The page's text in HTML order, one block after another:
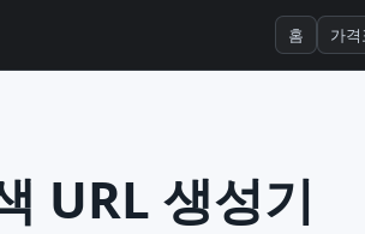
홈 가격
URL 생성기